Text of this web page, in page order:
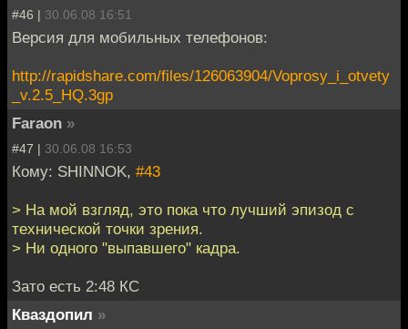
#46 | 30.06.08 16:51
Версия для мобильных телефонов:
http://rapidshare.com/files/126063904/Voprosy_i_otvety
_v.2.5_HQ.3gp
Faraon »
#47 | 30.06.08 16:53
Кому: SHINNOK, #43
> На мой взгляд, это пока что лучший эпизод с
технической точки зрения.
> Ни одного "выпавшего" кадра.
Зато есть 2:48 КС
Кваздопил »